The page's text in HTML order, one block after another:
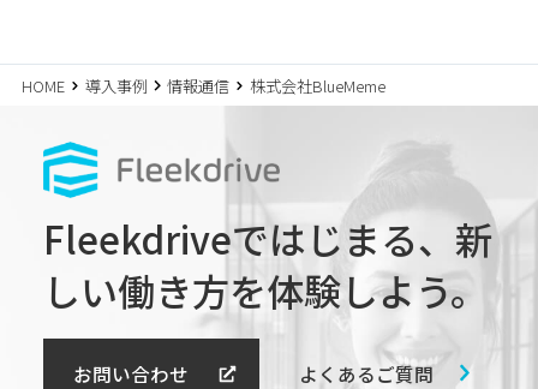
HOME 導入事例 情報通信 株式会社BlueMeme
Fleekdriveではじまる、 新
しい働き方を体験しよう。
お問い合わせ よくあるご質問